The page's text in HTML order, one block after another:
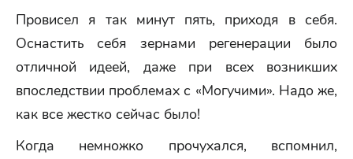
Провисел я так минут пять, приходя в себя.
Оснастить себя зернами регенерации было
отличной идеей, даже при всех возникших
впоследствии проблемах с «Могучими». Надо же,
как все жестко сейчас было!
Когда немножко прочухался, вспомнил,